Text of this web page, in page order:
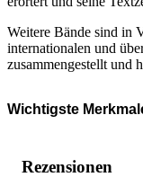
Weitere Bände sind in
internationalen und
zusammengestellt und
Wichtigste
Rezensionen